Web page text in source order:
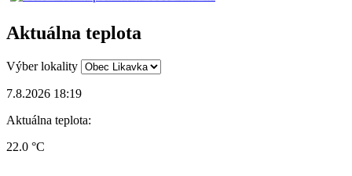
Aktuálna teplota
Výber lokality
7.8.2026 18:19
Aktuálna teplota:
22.0 °C